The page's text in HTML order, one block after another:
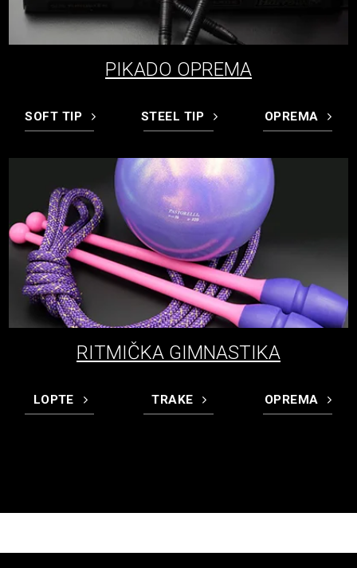
PIKADO OPREMA
SOFT TIP STEEL TIP OPREMA
RITMIČKA GIMNASTIKA
LOPTE TRAKE OPREMA